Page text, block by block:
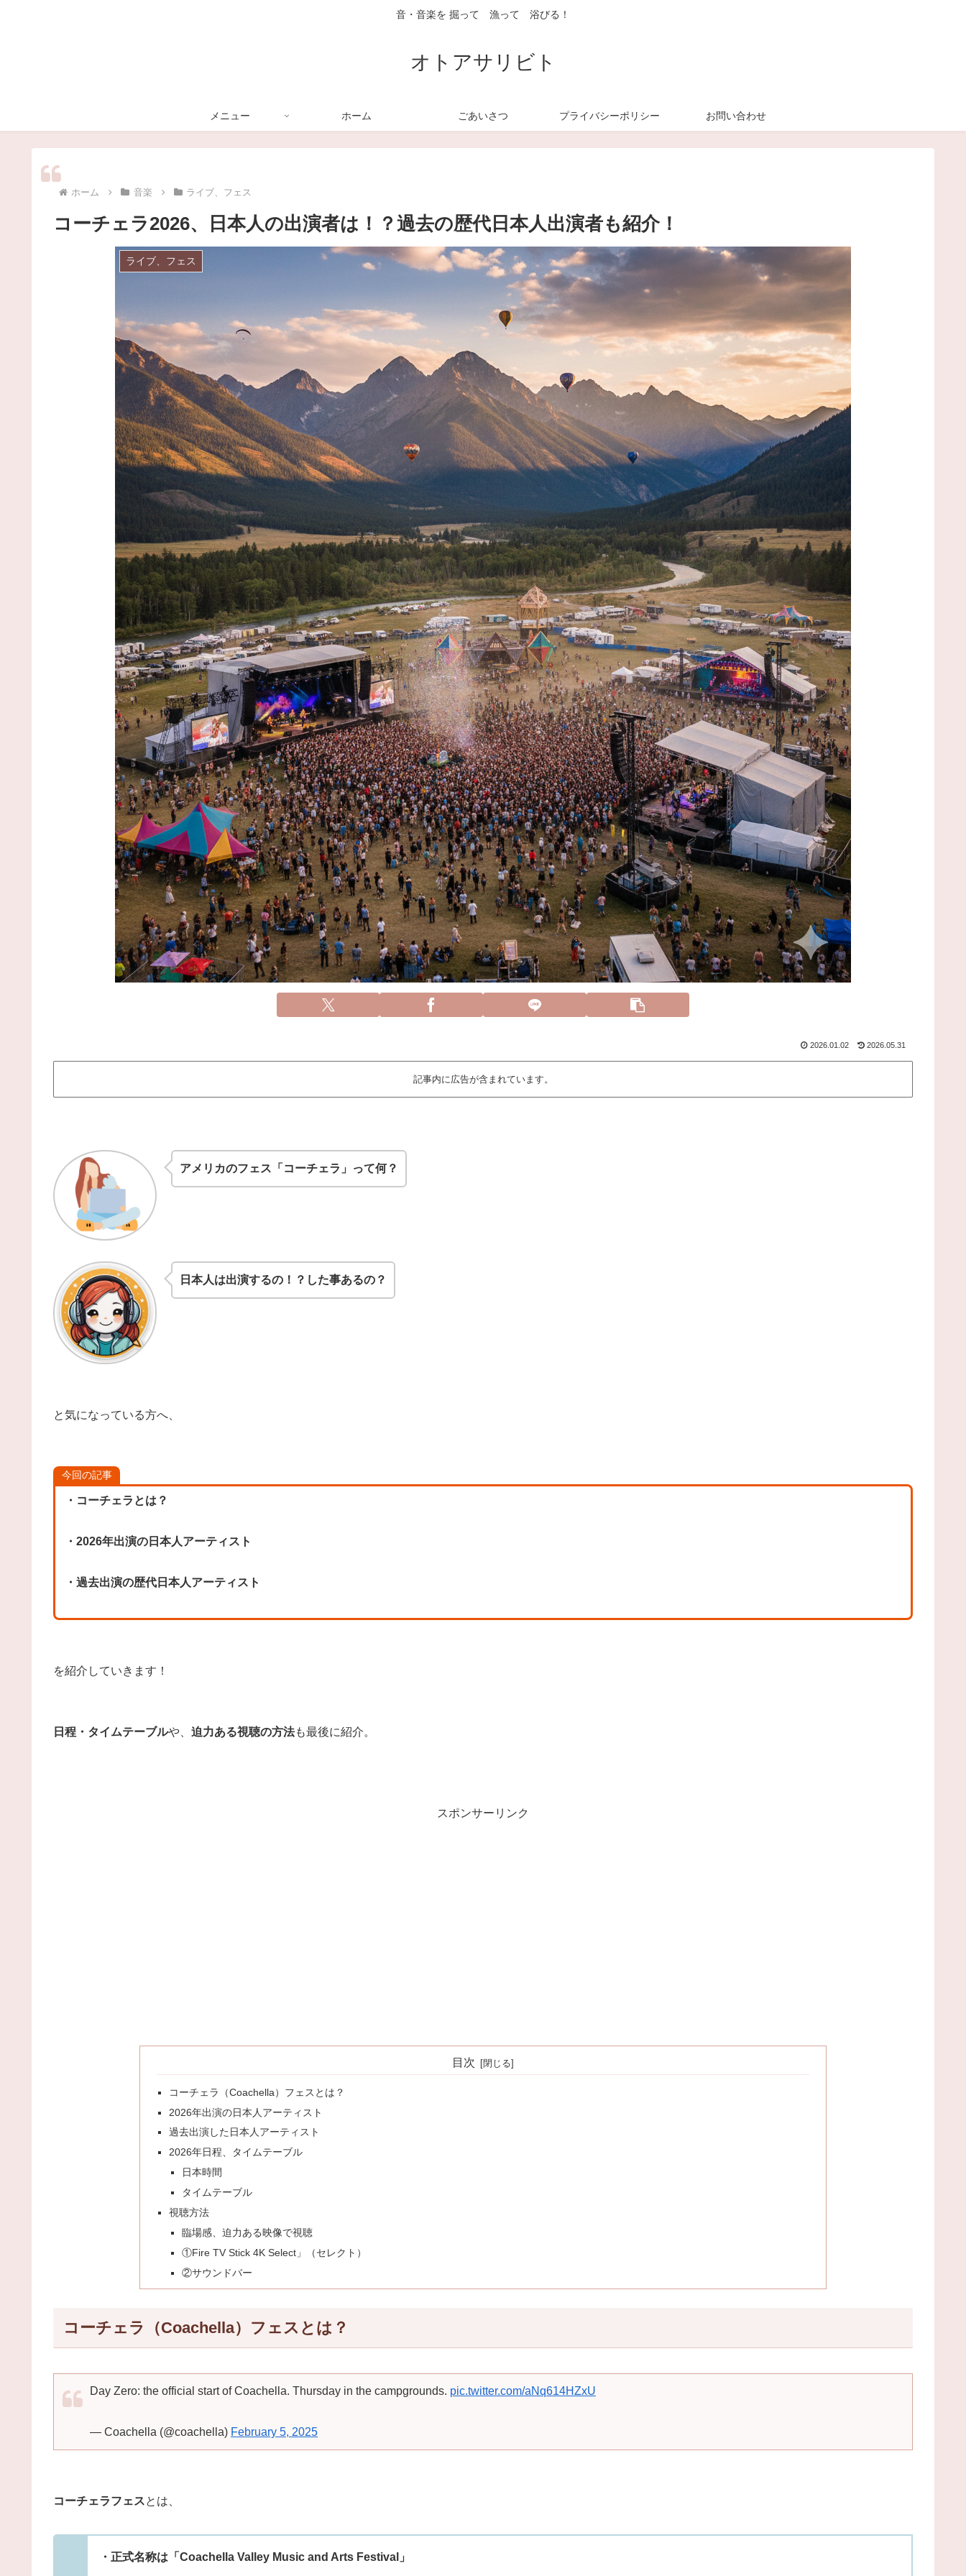
音・音楽を 掘って 漁って 浴びる！
オトアサリビト
メニュー ホーム ごあいさつ プライバシーポリシー お問い合わせ
ホーム 音楽 ライブ、フェス
コーチェラ2026、日本人の出演者は！？過去の歴代日本人出演者も紹介！
ライブ、フェス
2026.01.02 2026.05.31
記事内に広告が含まれています。
アメリカのフェス「コーチェラ」って何？
日本人は出演するの！？した事あるの？
と気になっている方へ、
今回の記事
・コーチェラとは？
・2026年出演の日本人アーティスト
・過去出演の歴代日本人アーティスト
を紹介していきます！
日程・タイムテーブルや、 迫力ある視聴の方法も最後に紹介。
スポンサーリンク
目次
コーチェラ（Coachella）フェスとは？
2026年出演の日本人アーティスト
過去出演した日本人アーティスト
2026年日程、タイムテーブル
日本時間
タイムテーブル
視聴方法
臨場感、迫力ある映像で視聴
①Fire TV Stick 4K Select」（セレクト）
②サウンドバー
コーチェラ（Coachella）フェスとは？
Day Zero: the official start of Coachella. Thursday in the campgrounds. pic.twitter.com/aNq614HZxU
— Coachella (@coachella) February 5, 2025
コーチェラフェスとは、
・正式名称は「Coachella Valley Music and Arts Festival」